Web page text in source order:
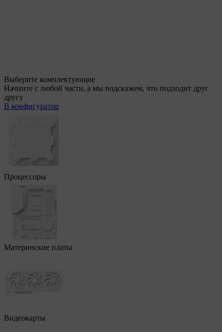
Выберите комплектующие
Начните с любой части, а мы подскажем, что подходит друг
другу
В конфигуратор
Процессоры
Материнские платы
Видеокарты